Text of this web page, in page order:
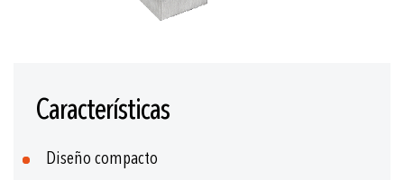
comienzo
galería
Características
Diseño compacto